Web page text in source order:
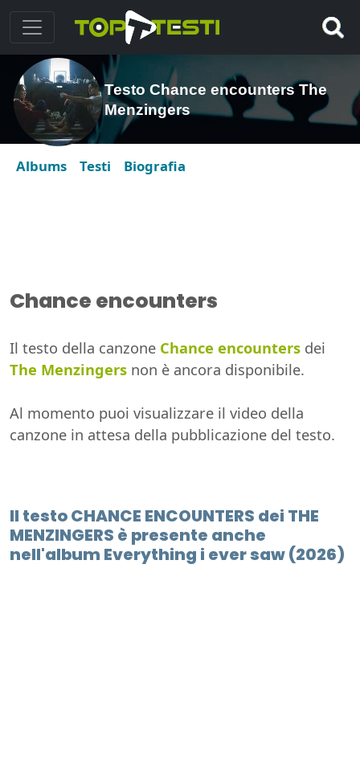
Testo Chance encounters The
Menzingers
Albums Testi Biografia
Chance encounters
Il testo della canzone Chance encounters dei
The Menzingers non è ancora disponibile.
Al momento puoi visualizzare il video della
canzone in attesa della pubblicazione del testo.
Il testo CHANCE ENCOUNTERS dei THE
MENZINGERS è presente anche
nell'album Everything i ever saw (2026)